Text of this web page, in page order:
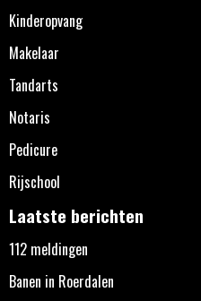
Kinderopvang
Makelaar
Tandarts
Notaris
Pedicure
Rijschool
Laatste berichten
112 meldingen
Banen in Roerdalen